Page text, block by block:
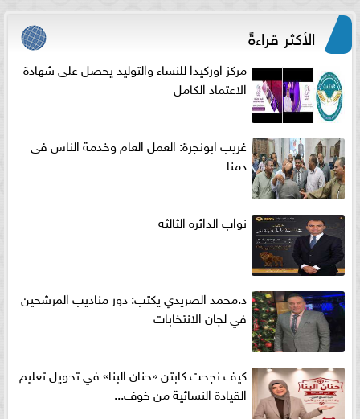
الأكثر قراءةً
مركز اوركيدا للنساء والتوليد يحصل على شهادة
الاعتماد الكامل
غريب ابونجرة: العمل العام وخدمة الناس فى
دمنا
نواب الدائره الثالثه
د.محمد الصريدي يكتب: دور مناديب المرشحين
في لجان الانتخابات
كيف نجحت كابتن «حنان البنا» في تحويل تعليم
القيادة النسائية من خوف...